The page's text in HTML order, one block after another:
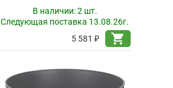
В наличии:2 шт.
Следующая поставка 13.08.26г.
5 581 ₽
shopping_cart